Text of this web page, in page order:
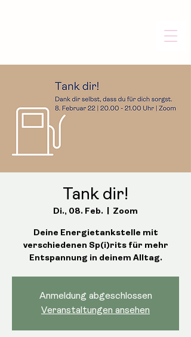
Tank dir!
Di., 08. Feb. Zoom
Deine Energietankstelle mit
verschiedenen Sp(i)rits für mehr
Entspannung in deinem Alltag.
Anmeldung abgeschlossen
Veranstaltungen ansehen